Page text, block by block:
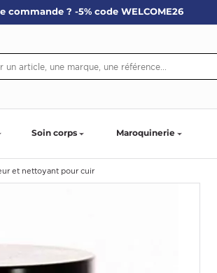
commande ? -5% code WELCOME26
Soin corps Maroquinerie
et nettoyant pour cuir